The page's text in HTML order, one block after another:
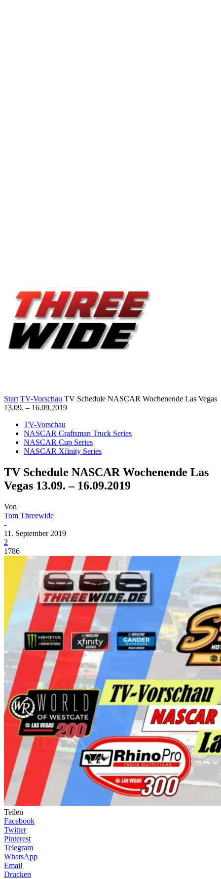
Start TV-Vorschau TV Schedule NASCAR Wochenende Las Vegas
13.09. – 16.09.2019
TV-Vorschau
NASCAR Craftsman Truck Series
NASCAR Cup Series
NASCAR Xfinity Series
TV Schedule NASCAR Wochenende Las
Vegas 13.09. – 16.09.2019
Von
Tom Threewide
-
11. September 2019
2
1786
Teilen
Facebook
Twitter
Pinterest
Telegram
WhatsApp
Email
Drucken